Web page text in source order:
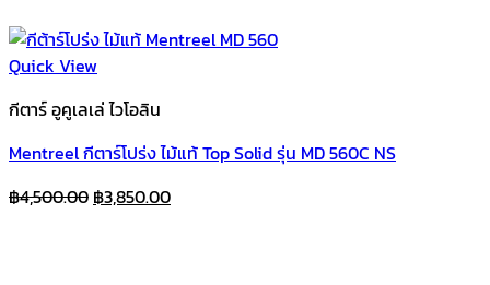
Quick View
กีตาร์ อูคูเลเล่ ไวโอลิน
Mentreel กีตาร์โปร่ง ไม้แท้ Top Solid รุ่น MD 560C NS
฿4,500.00 Original
฿3,850.00Current